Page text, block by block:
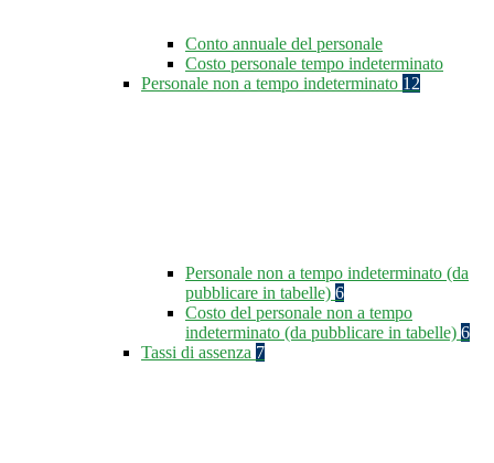
Conto annuale del personale
Costo personale tempo indeterminato
Personale non a tempo indeterminato 12
Personale non a tempo indeterminato (da
pubblicare in tabelle) 6
Costo del personale non a tempo
indeterminato (da pubblicare in tabelle) 6
Tassi di assenza 7